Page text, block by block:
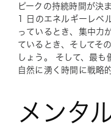
ピークの持続時間が決
1 日のエネルギーレベ
っているとき、集中力
ているとき、そしてそ
しょう。 そして、最
自然に湧く時間に戦略
メンタ